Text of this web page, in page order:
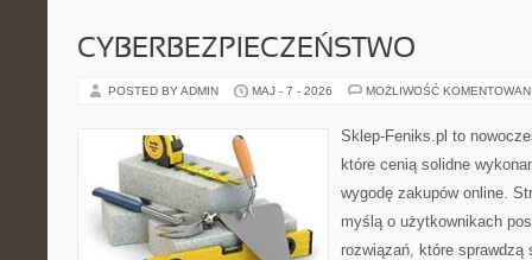
CYBERBEZPIECZEŃSTWO
POSTED BY ADMIN MAJ - 7 - 2026 MOŻLIWOŚĆ
Sklep-Feniks.pl to
które cenią solidne
wygodę zakupów online.
myślą o użytkownikach
rozwiązań, które sprawdzą